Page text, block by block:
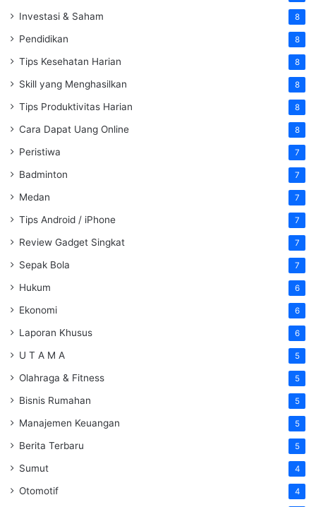
Investasi & Saham 8
Pendidikan 8
Tips Kesehatan Harian 8
Skill yang Menghasilkan 8
Tips Produktivitas Harian 8
Cara Dapat Uang Online 8
Peristiwa 7
Badminton 7
Medan 7
Tips Android / iPhone 7
Review Gadget Singkat 7
Sepak Bola 7
Hukum 6
Ekonomi 6
Laporan Khusus 6
U T A M A 5
Olahraga & Fitness 5
Bisnis Rumahan 5
Manajemen Keuangan 5
Berita Terbaru 5
Sumut 4
Otomotif 4